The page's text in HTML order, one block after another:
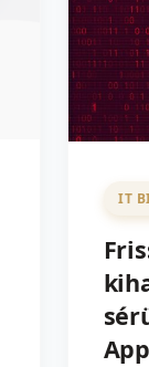
IT